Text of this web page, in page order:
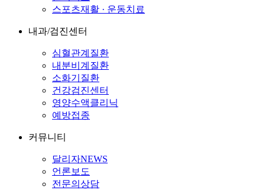
스포츠재활 · 운동치료
내과/검진센터
심혈관계질환
내분비계질환
소화기질환
건강검진센터
영양수액클리닉
예방접종
커뮤니티
달리자NEWS
언론보도
전문의상담